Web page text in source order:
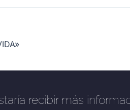
recibir más